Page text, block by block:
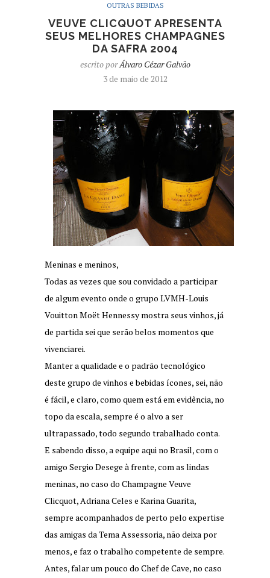
OUTRAS BEBIDAS
VEUVE CLICQUOT APRESENTA
SEUS MELHORES CHAMPAGNES
DA SAFRA 2004
escrito porÁlvaro Cézar Galvão
3 de maio de 2012
Meninas e meninos,
Todas as vezes que sou convidado a participar
de algum evento onde o grupo LVMH-Louis
Vouitton Moët Hennessy mostra seus vinhos, já
de partida sei que serão belos momentos que
vivenciarei.
Manter a qualidade e o padrão tecnológico
deste grupo de vinhos e bebidas ícones, sei, não
é fácil, e claro, como quem está em evidência, no
topo da escala, sempre é o alvo a ser
ultrapassado, todo segundo trabalhado conta.
E sabendo disso, a equipe aqui no Brasil, com o
amigo Sergio Desege à frente, com as lindas
meninas, no caso do Champagne Veuve
Clicquot, Adriana Celes e Karina Guarita,
sempre acompanhados de perto pelo expertise
das amigas da Tema Assessoria, não deixa por
menos, e faz o trabalho competente de sempre.
Antes, falar um pouco do Chef de Cave, no caso